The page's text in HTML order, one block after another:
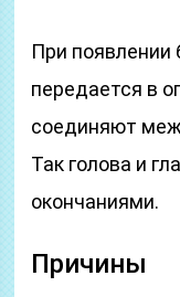
При
передается в
соединяют
Так голова и
окончаниями.
Причины